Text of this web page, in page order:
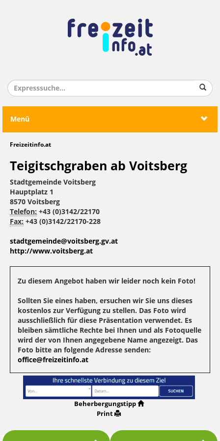
Menü
Freizeitinfo.at
Teigitschgraben ab Voitsberg
Stadtgemeinde Voitsberg
Hauptplatz 1
8570 Voitsberg
Telefon: +43 (0)3142/22170
Fax: +43 (0)3142/22170-228
stadtgemeinde@voitsberg.gv.at
http://www.voitsberg.at
Zu diesem Angebot haben wir leider noch kein Foto!
Sollten Sie eines haben, ersuchen wir Sie uns dieses
kostenlos zur Verfügung zu stellen. Das Foto wird
ausschließlich für diese Präsentation verwendet. Es
bleiben sämtliche Rechte bei Ihnen und als Fotoquelle
wird der von Ihnen angegebene Name angezeigt. Das
Foto bitte an folgende Adresse senden:
office@freizeitinfo.at
Beherbergungstipp
Print